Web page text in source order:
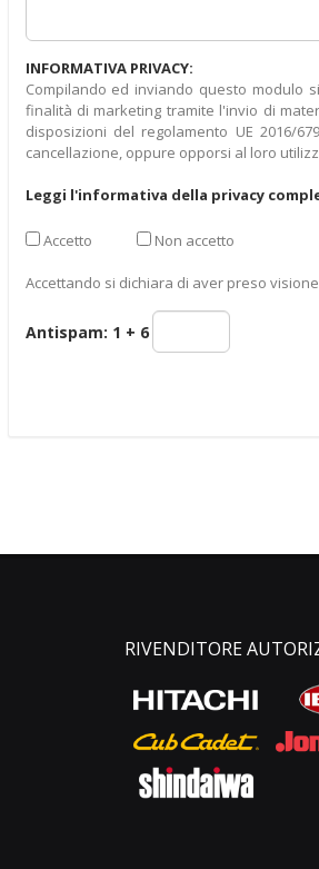
INFORMATIVA PRIVACY:
Compilando ed inviando questo modulo
finalità di marketing tramite l'invio di
disposizioni del regolamento UE 2016/
cancellazione, oppure opporsi al loro
Leggi l'informativa della privacy
Accetto Non accetto
Accettando si dichiara di aver preso
Antispam: 1 + 6
RIVENDITORE